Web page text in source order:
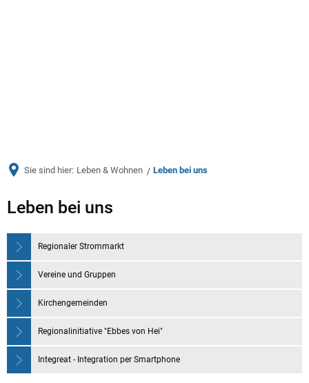
Sie sind hier: Leben & Wohnen Leben bei uns
Leben
bei
uns
Leben bei uns
Regionaler Strommarkt
Vereine und Gruppen
Kirchengemeinden
Regionalinitiative "Ebbes von Hei"
Integreat - Integration per Smartphone